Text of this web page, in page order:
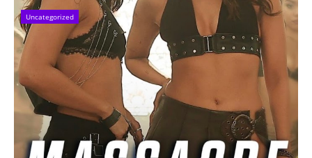
Uncategorized